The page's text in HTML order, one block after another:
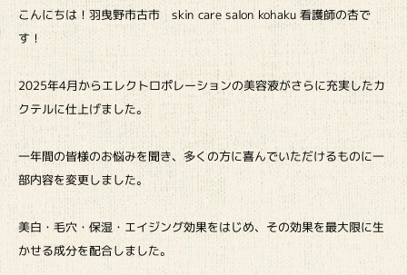
こんにちは！羽曳野市古市 skin care salon kohaku 看護師の杏で
す！
2025年4月からエレクトロポレーションの美容液がさらに充実したカ
クテルに仕上げました。
一年間の皆様のお悩みを聞き、多くの方に喜んでいただけるものに一
部内容を変更しました。
美白・毛穴・保湿・エイジング効果をはじめ、その効果を最大限に生
かせる成分を配合しました。